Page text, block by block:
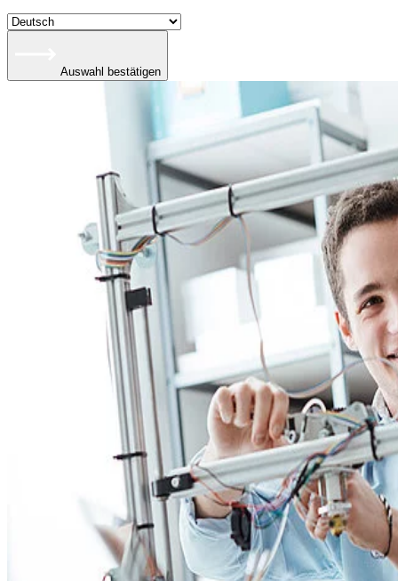
Auswahl bestätigen